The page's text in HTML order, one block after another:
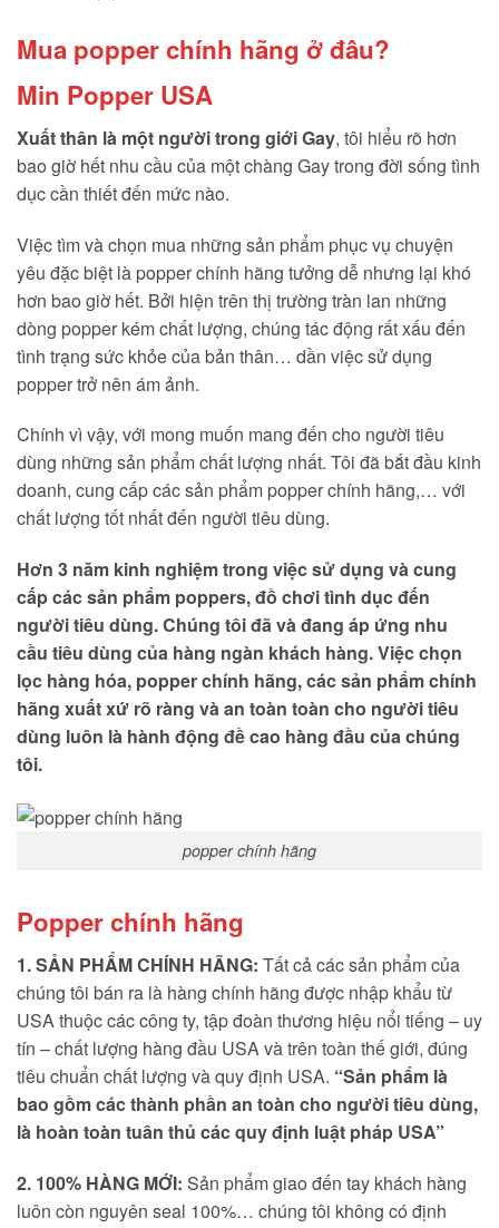
Mua popper chính hãng ở đâu?
Min Popper USA
Xuất thân là một người trong giới Gay, tôi hiểu rõ hơn
bao giờ hết nhu cầu của một chàng Gay trong đời sống tình
dục cần thiết đến mức nào.
Việc tìm và chọn mua những sản phẩm phục vụ chuyện
yêu đặc biệt là popper chính hãng tưởng dễ nhưng lại khó
hơn bao giờ hết. Bởi hiện trên thị trường tràn lan những
dòng popper kém chất lượng, chúng tác động rất xấu đến
tình trạng sức khỏe của bản thân… dần việc sử dụng
popper trở nên ám ảnh.
Chính vì vậy, với mong muốn mang đến cho người tiêu
dùng những sản phẩm chất lượng nhất. Tôi đã bắt đầu kinh
doanh, cung cấp các sản phẩm popper chính hãng,… với
chất lượng tốt nhất đến người tiêu dùng.
Hơn 3 năm kinh nghiệm trong việc sử dụng và cung
cấp các sản phẩm poppers, đồ chơi tình dục đến
người tiêu dùng. Chúng tôi đã và đang áp ứng nhu
cầu tiêu dùng của hàng ngàn khách hàng. Việc chọn
lọc hàng hóa, popper chính hãng, các sản phẩm chính
hãng xuất xứ rõ ràng và an toàn toàn cho người tiêu
dùng luôn là hành động đề cao hàng đầu của chúng
tôi.
popper chính hãng
Popper chính hãng
1. SẢN PHẨM CHÍNH HÃNG: Tất cả các sản phẩm của
chúng tôi bán ra là hàng chính hãng được nhập khẩu từ
USA thuộc các công ty, tập đoàn thương hiệu nổi tiếng – uy
tín – chất lượng hàng đầu USA và trên toàn thế giới, đúng
tiêu chuẩn chất lượng và quy định USA. “Sản phẩm là
bao gồm các thành phần an toàn cho người tiêu dùng,
là hoàn toàn tuân thủ các quy định luật pháp USA”
2. 100% HÀNG MỚI: Sản phẩm giao đến tay khách hàng
luôn còn nguyên seal 100%… chúng tôi không có định